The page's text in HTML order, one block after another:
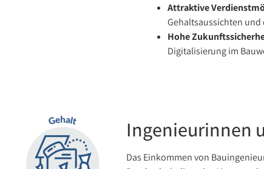
Attraktive
Gehaltsaussichten
Hohe
Digitalisierung im
Ingenieurinnen
Das Einkommen von